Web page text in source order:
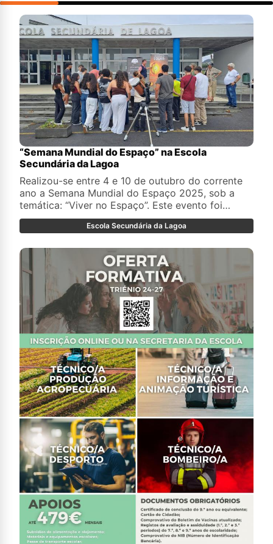
“Semana Mundial do Espaço” na Escola
Secundária da Lagoa
Realizou-se entre 4 e 10 de outubro do corrente
ano a Semana Mundial do Espaço 2025, sob a
temática: “Viver no Espaço”. Este evento foi
promovido, pela quarta vez consecutiva, pelo
Clube de Astronomia da Escola Secundária da
Astronómico de Santana Açores (OASA).
Escola Secundária da Lagoa